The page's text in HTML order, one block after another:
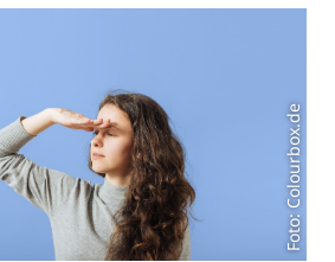
Foto: Colourbox.de